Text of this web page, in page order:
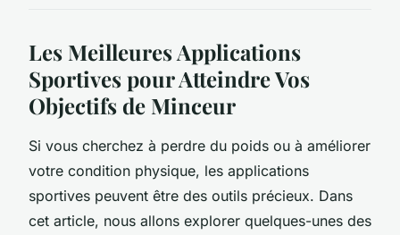
Les Meilleures Applications
Sportives pour Atteindre Vos
Objectifs de Minceur
Si vous cherchez à perdre du poids ou à améliorer
votre condition physique, les applications
sportives peuvent être des outils précieux. Dans
cet article, nous allons explorer quelques-unes des